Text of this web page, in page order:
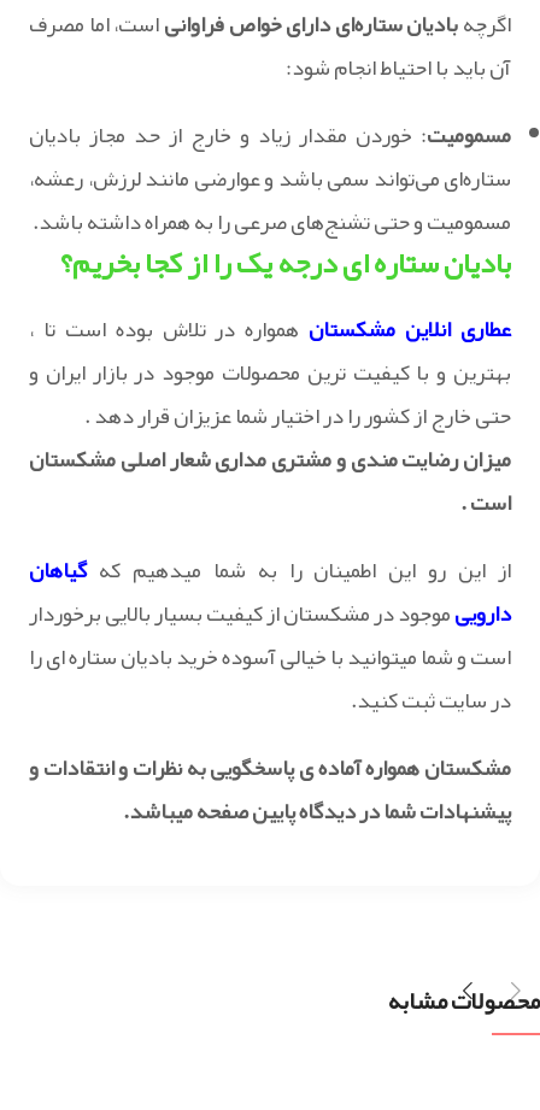
اگرچهبادیان ستاره‌ای دارای خواص فراوانیاست، اما مصرف
آن باید با احتیاط انجام شود:
مسمومیت: خوردن مقدار زیاد و خارج از حد مجاز بادیان
ستاره‌ای می‌تواند سمی باشد و عوارضی مانند لرزش، رعشه،
مسمومیت و حتی تشنج‌های صرعی را به همراه داشته باشد.
بادیان ستاره ای درجه یک را از کجا بخریم؟
عطاری انلاین مشکستان همواره در تلاش بوده است تا ،
بهترین و با کیفیت ترین محصولات موجود در بازار ایران و
حتی خارج از کشور را در اختیار شما عزیزان قرار دهد .
میزان رضایت مندی و مشتری مداری شعار اصلی مشکستان
است .
از این رو این اطمینان را به شما میدهیم که گیاهان
داروییموجود در مشکستان از کیفیت بسیار بالایی برخوردار
است و شما میتوانید با خیالی آسوده خرید بادیان ستاره ای را
در سایت ثبت کنید.
مشکستان همواره آماده ی پاسخگویی به نظرات و انتقادات و
پیشنهادات شما در دیدگاه پایین صفحه میباشد.
محصولات مشابه